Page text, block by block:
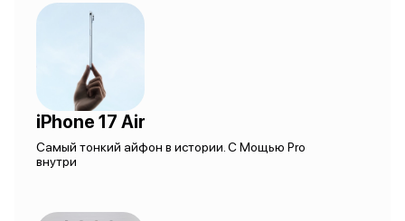
iPhone 17 Air
Самый тонкий айфон в истории. С Мощью Pro
внутри